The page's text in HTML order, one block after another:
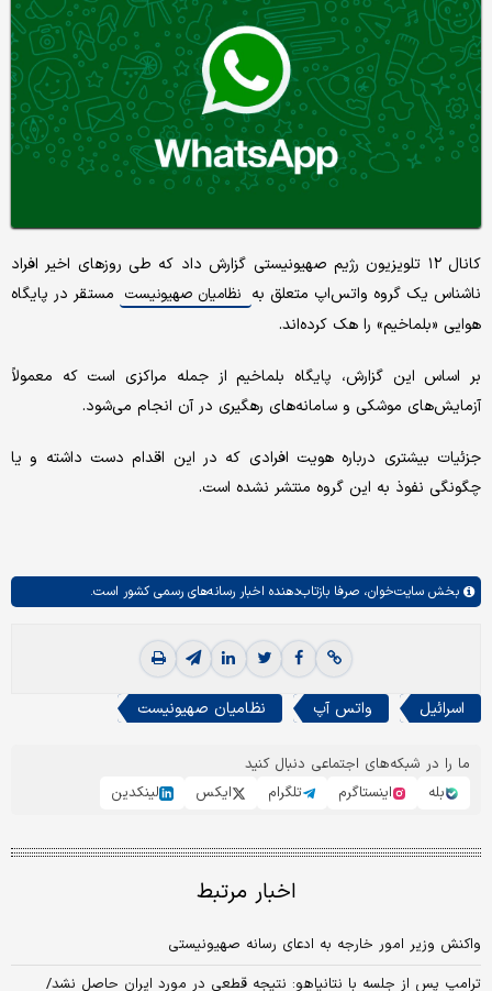
کانال ۱۲ تلویزیون رژیم صهیونیستی گزارش داد که طی روزهای اخیر افراد
ناشناس یک گروه واتس‌اپ متعلق به نظامیان صهیونیست مستقر در پایگاه
هوایی «بلماخیم» را هک کرده‌اند.
بر اساس این گزارش، پایگاه بلماخیم از جمله مراکزی است که معمولاً
آزمایش‌های موشکی و سامانه‌های رهگیری در آن انجام می‌شود.
جزئیات بیشتری درباره هویت افرادی که در این اقدام دست داشته و یا
چگونگی نفوذ به این گروه منتشر نشده است.
بخش سایت‌خوان، صرفا بازتاب‌دهنده اخبار رسانه‌های رسمی کشور است.
اسرائیل واتس آپ نظامیان صهیونیست
ما را در شبکه‌های اجتماعی دنبال کنید
بله
اینستاگرم تلگرام ایکس لینکدین
اخبار مرتبط
واکنش وزیر امور خارجه به ادعای رسانه صهیونیستی
ترامپ پس از جلسه با نتانیاهو: نتیجه قطعی در مورد ایران حاصل نشد/